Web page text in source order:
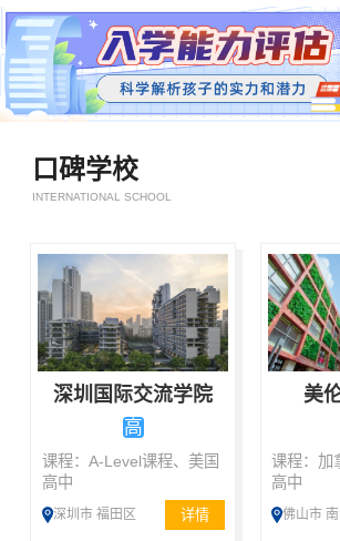
口碑学校
INTERNATIONAL SCHOOL
深圳国际交流学院
高
课程：A-Level课程、美国
高中
深圳市 福田区 详情
美
课程：加
高中
佛山市